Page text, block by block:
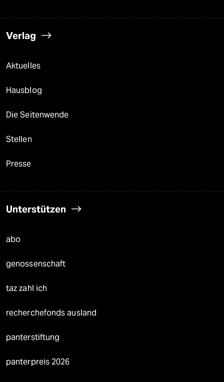
Verlag
Aktuelles
Hausblog
Die Seitenwende
Stellen
Presse
Unterstützen
abo
genossenschaft
taz zahl ich
recherchefonds ausland
panterstiftung
panterpreis 2026